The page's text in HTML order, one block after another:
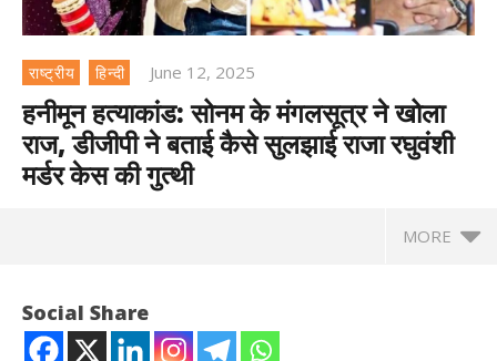
राष्ट्रीय हिन्दी June 12, 2025
हनीमून हत्याकांड: सोनम के मंगलसूत्र ने खोला
राज, डीजीपी ने बताई कैसे सुलझाई राजा रघुवंशी
मर्डर केस की गुत्थी
MORE
Social Share